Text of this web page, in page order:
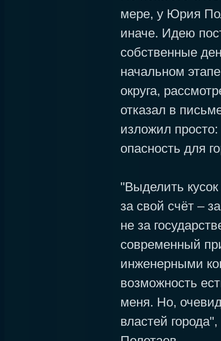
мере, у Юрия
иначе. Идею
собственные
начальном
округа,
отказал в
изложил
опасность для
"Выделить
за свой счёт –
не за
современный
инженерными
возможность
меня. Но,
властей